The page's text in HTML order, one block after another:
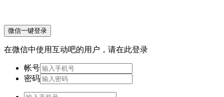
微信一键登录
在微信中使用互动吧的用户，请在此登录
帐号
密码